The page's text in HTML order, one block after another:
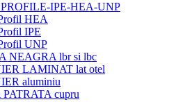
IPE-HEA-UNP
HEA
IPE
UNP
NEAGRA lbr si lbc
LAMINAT lat otel
aluminiu
cupru